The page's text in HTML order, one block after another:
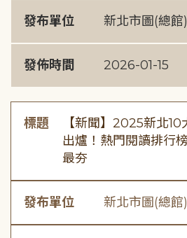
發布單位 新北市圖(總館)
發佈時間 2026-01-15
標題
【新聞】2025新北
出爐！熱門閱讀排行
最夯
發布單位 新北市圖(總館)